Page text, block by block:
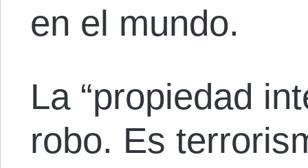
en el mundo.
La “propiedad
robo. Es